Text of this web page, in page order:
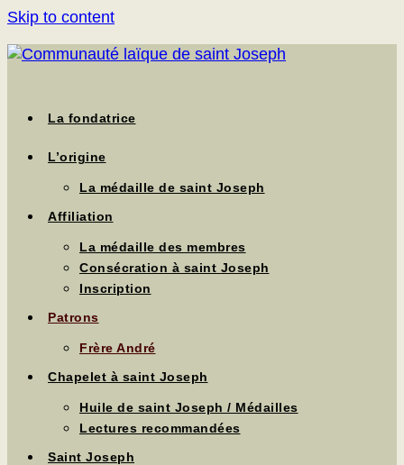
Skip to content
La fondatrice
L’origine
La médaille de saint Joseph
Affiliation
La médaille des membres
Consécration à saint Joseph
Inscription
Patrons
Frère André
Chapelet à saint Joseph
Huile de saint Joseph / Médailles
Lectures recommandées
Saint Joseph